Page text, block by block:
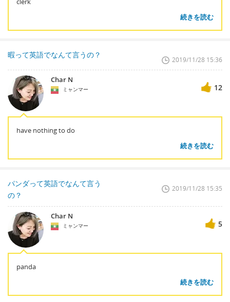
続きを読む
暇って英語でなんて言うの？
2019/11/28 15:36
Char N
ミャンマー 12
have nothing to do
続きを読む
パンダって英語でなんて言う
の？
2019/11/28 15:35
Char N
ミャンマー 5
panda
続きを読む